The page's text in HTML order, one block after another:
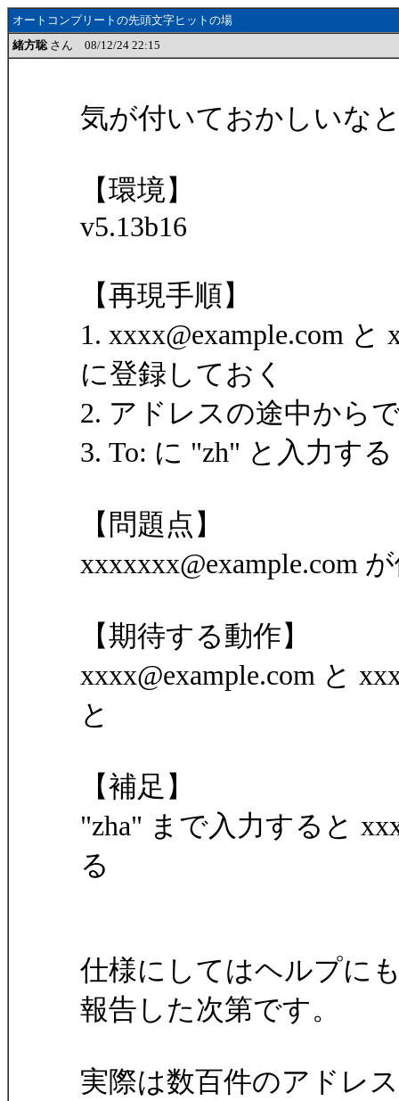
オートコンプリートの先頭文字ヒットの場
緒方聡 さん 08/12/24 22:15
気が付いておかしいな
【環境】
v5.13b16
【再現手順】
1. xxxx@example.com
に登録しておく
2. アドレスの途中から
3. To: に "zh" と入力する
【問題点】
xxxxxxx@example.com
【期待する動作】
xxxx@example.com と
と
【補足】
"zha" まで入力すると
る
仕様にしてはヘルプに
報告した次第です。
実際は数百件のアドレ